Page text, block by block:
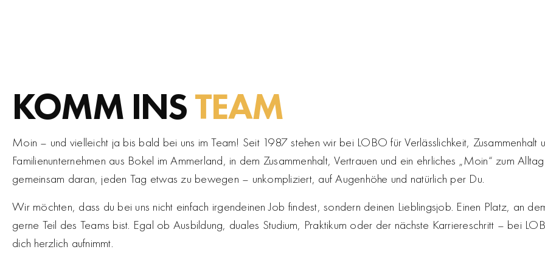
KOMM INSTEAM
Moin – und vielleicht ja bis bald bei uns im Team! Seit 1987 stehen wir bei LOBO für Verlässlichkeit,
Familienunternehmen aus Bokel im Ammerland, in dem Zusammenhalt, Vertrauen und ein ehrliches „Moin“ zum
gemeinsam daran, jeden Tag etwas zu bewegen – unkompliziert, auf Augenhöhe und natürlich per Du.
Wir möchten, dass du bei uns nicht einfach irgendeinen Job findest, sondern deinen Lieblingsjob. Einen Platz, an
gerne Teil des Teams bist. Egal ob Ausbildung, duales Studium, Praktikum oder der nächste Karriereschritt – bei
dich herzlich aufnimmt.